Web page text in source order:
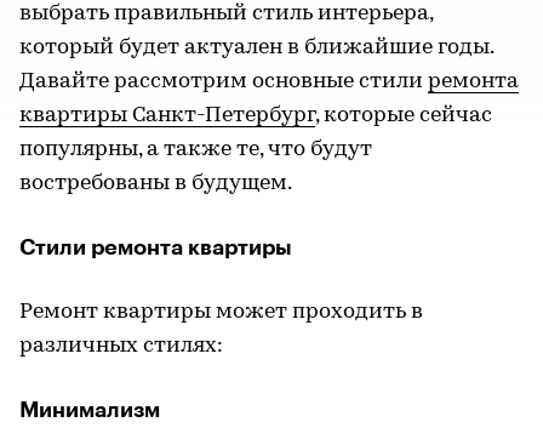
выбрать правильный стиль интерьера,
который будет актуален в ближайшие годы.
Давайте рассмотрим основные стили ремонта
квартиры Санкт-Петербург, которые сейчас
популярны, а также те, что будут
востребованы в будущем.
Стили ремонта квартиры
Ремонт квартиры может проходить в
различных стилях:
Минимализм